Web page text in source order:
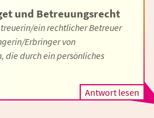
und Betreuungsrecht
ein rechtlicher Betreuer
Erbringer von
die durch ein persönliches
Antwort lesen